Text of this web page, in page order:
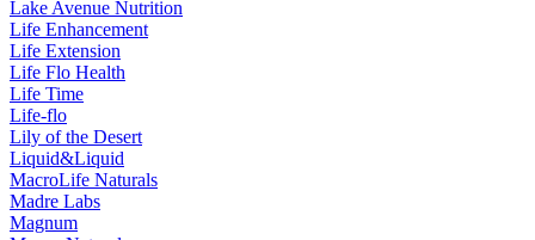
Lake Avenue Nutrition
Life Enhancement
Life Extension
Life Flo Health
Life Time
Life-flo
Lily of the Desert
Liquid&Liquid
MacroLife Naturals
Madre Labs
Magnum